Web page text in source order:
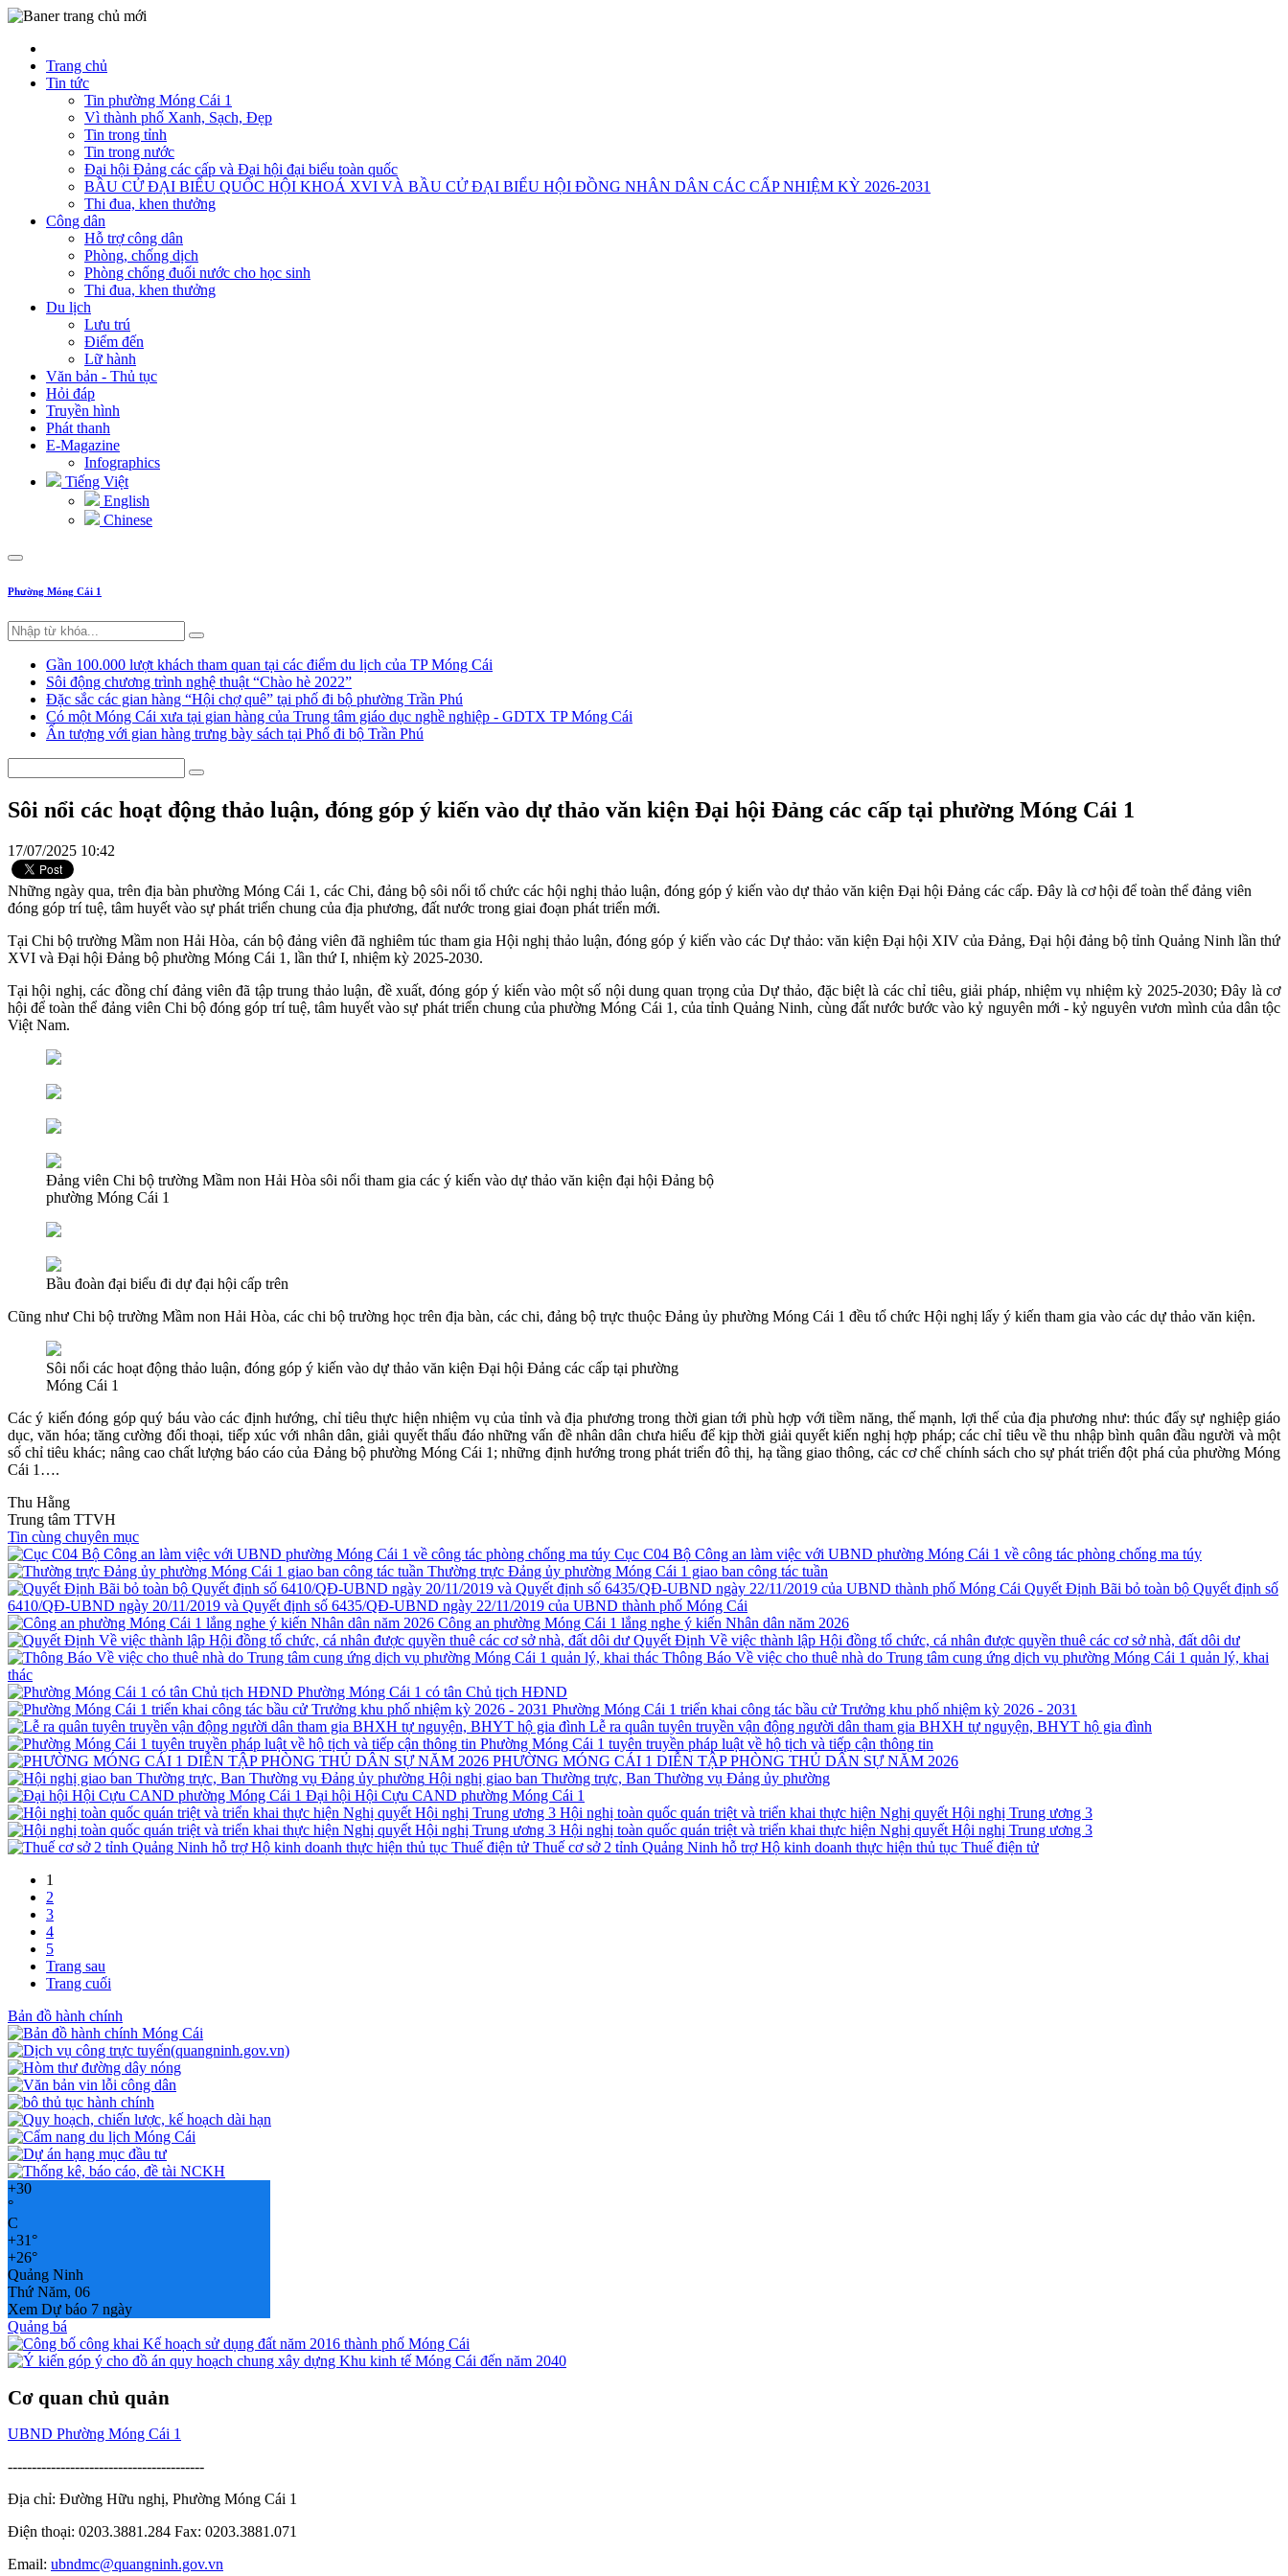
Trang chủ
Tin tức
Tin phường Móng Cái 1
Vì thành phố Xanh, Sạch, Đẹp
Tin trong tỉnh
Tin trong nước
Đại hội Đảng các cấp và Đại hội đại biểu toàn quốc
BẦU CỬ ĐẠI BIỂU QUỐC HỘI KHOÁ XVI VÀ BẦU CỬ ĐẠI BIỂU HỘI ĐỒNG NHÂN DÂN CÁC CẤP NHIỆM KỲ 2026-2031
Thi đua, khen thưởng
Công dân
Hỗ trợ công dân
Phòng, chống dịch
Phòng chống đuối nước cho học sinh
Thi đua, khen thưởng
Du lịch
Lưu trú
Điểm đến
Lữ hành
Văn bản - Thủ tục
Hỏi đáp
Truyền hình
Phát thanh
E-Magazine
Infographics
Tiếng Việt
English
Chinese
Phường Móng Cái 1
Gần 100.000 lượt khách tham quan tại các điểm du lịch của TP Móng Cái
Sôi động chương trình nghệ thuật “Chào hè 2022”
Đặc sắc các gian hàng “Hội chợ quê” tại phố đi bộ phường Trần Phú
Có một Móng Cái xưa tại gian hàng của Trung tâm giáo dục nghề nghiệp - GDTX TP Móng Cái
Ấn tượng với gian hàng trưng bày sách tại Phố đi bộ Trần Phú
Sôi nổi các hoạt động thảo luận, đóng góp ý kiến vào dự thảo văn kiện Đại hội Đảng các cấp tại phường Móng Cái 1
17/07/2025 10:42
Những ngày qua, trên địa bàn phường Móng Cái 1, các Chi, đảng bộ sôi nổi tổ chức các hội nghị thảo luận, đóng góp ý kiến vào dự thảo văn kiện Đại hội Đảng các cấp. Đây là cơ hội để toàn thể đảng viên
đóng góp trí tuệ, tâm huyết vào sự phát triển chung của địa phương, đất nước trong giai đoạn phát triển mới.
Tại Chi bộ trường Mầm non Hải Hòa, cán bộ đảng viên đã nghiêm túc tham gia Hội nghị thảo luận, đóng góp ý kiến vào các Dự thảo: văn kiện Đại hội XIV của Đảng, Đại hội đảng bộ tỉnh Quảng Ninh lần thứ
XVI và Đại hội Đảng bộ phường Móng Cái 1, lần thứ I, nhiệm kỳ 2025-2030.
Tại hội nghị, các đồng chí đảng viên đã tập trung thảo luận, đề xuất, đóng góp ý kiến vào một số nội dung quan trọng của Dự thảo, đặc biệt là các chỉ tiêu, giải pháp, nhiệm vụ nhiệm kỳ 2025-2030; Đây là cơ
hội để toàn thể đảng viên Chi bộ đóng góp trí tuệ, tâm huyết vào sự phát triển chung của phường Móng Cái 1, của tỉnh Quảng Ninh, cùng đất nước bước vào kỷ nguyên mới - kỷ nguyên vươn mình của dân tộc
Việt Nam.
Đảng viên Chi bộ trường Mầm non Hải Hòa sôi nổi tham gia các ý kiến vào dự thảo văn kiện đại hội Đảng bộ
phường Móng Cái 1
Bầu đoàn đại biểu đi dự đại hội cấp trên
Cũng như Chi bộ trường Mầm non Hải Hòa, các chi bộ trường học trên địa bàn, các chi, đảng bộ trực thuộc Đảng ủy phường Móng Cái 1 đều tổ chức Hội nghị lấy ý kiến tham gia vào các dự thảo văn kiện.
Sôi nổi các hoạt động thảo luận, đóng góp ý kiến vào dự thảo văn kiện Đại hội Đảng các cấp tại phường
Móng Cái 1
Các ý kiến đóng góp quý báu vào các định hướng, chỉ tiêu thực hiện nhiệm vụ của tỉnh và địa phương trong thời gian tới phù hợp với tiềm năng, thế mạnh, lợi thế của địa phương như: thúc đẩy sự nghiệp giáo
dục, văn hóa; tăng cường đối thoại, tiếp xúc với nhân dân, giải quyết thấu đáo những vấn đề nhân dân chưa hiểu để kịp thời giải quyết kiến nghị hợp pháp; các chỉ tiêu về thu nhập bình quân đầu người và một
số chỉ tiêu khác; nâng cao chất lượng báo cáo của Đảng bộ phường Móng Cái 1; những định hướng trong phát triển đô thị, hạ tầng giao thông, các cơ chế chính sách cho sự phát triển đột phá của phường Móng
Cái 1….
Thu Hằng
Trung tâm TTVH
Tin cùng chuyên mục
Cục C04 Bộ Công an làm việc với UBND phường Móng Cái 1 về công tác phòng chống ma túy
Thường trực Đảng ủy phường Móng Cái 1 giao ban công tác tuần
Quyết Định Bãi bỏ toàn bộ Quyết định số
6410/QĐ-UBND ngày 20/11/2019 và Quyết định số 6435/QĐ-UBND ngày 22/11/2019 của UBND thành phố Móng Cái
Công an phường Móng Cái 1 lắng nghe ý kiến Nhân dân năm 2026
Quyết Định Về việc thành lập Hội đồng tổ chức, cá nhân được quyền thuê các cơ sở nhà, đất dôi dư
Thông Báo Về việc cho thuê nhà do Trung tâm cung ứng dịch vụ phường Móng Cái 1 quản lý, khai
thác
Phường Móng Cái 1 có tân Chủ tịch HĐND
Phường Móng Cái 1 triển khai công tác bầu cử Trưởng khu phố nhiệm kỳ 2026 - 2031
Lễ ra quân tuyên truyền vận động người dân tham gia BHXH tự nguyện, BHYT hộ gia đình
Phường Móng Cái 1 tuyên truyền pháp luật về hộ tịch và tiếp cận thông tin
PHƯỜNG MÓNG CÁI 1 DIỄN TẬP PHÒNG THỦ DÂN SỰ NĂM 2026
Hội nghị giao ban Thường trực, Ban Thường vụ Đảng ủy phường
Đại hội Hội Cựu CAND phường Móng Cái 1
Hội nghị toàn quốc quán triệt và triển khai thực hiện Nghị quyết Hội nghị Trung ương 3
Hội nghị toàn quốc quán triệt và triển khai thực hiện Nghị quyết Hội nghị Trung ương 3
Thuế cơ sở 2 tỉnh Quảng Ninh hỗ trợ Hộ kinh doanh thực hiện thủ tục Thuế điện tử
1
2
3
4
5
Trang sau
Trang cuối
Bản đồ hành chính
+30
°
C
+31°
+26°
Quảng Ninh
Thứ Năm, 06
Xem Dự báo 7 ngày
Quảng bá
Cơ quan chủ quản
UBND Phường Móng Cái 1
-----------------------------------------
Địa chỉ: Đường Hữu nghị, Phường Móng Cái 1
Điện thoại: 0203.3881.284 Fax: 0203.3881.071
Email: ubndmc@quangninh.gov.vn